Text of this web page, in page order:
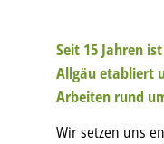
Seit 15 Jahren
Allgäu etabliert
Arbeiten rund
Wir setzen uns